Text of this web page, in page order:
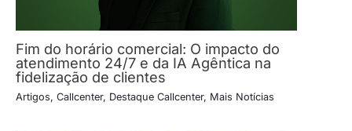
Fim do horário comercial: O impacto do
atendimento 24/7 e da IA Agêntica na
fidelização de clientes
Artigos, Callcenter, Destaque Callcenter, Mais Notícias